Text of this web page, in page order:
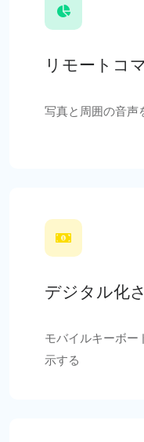
リモートコ
写真と周囲の音声
デジタル化
モバイルキーボー
示する